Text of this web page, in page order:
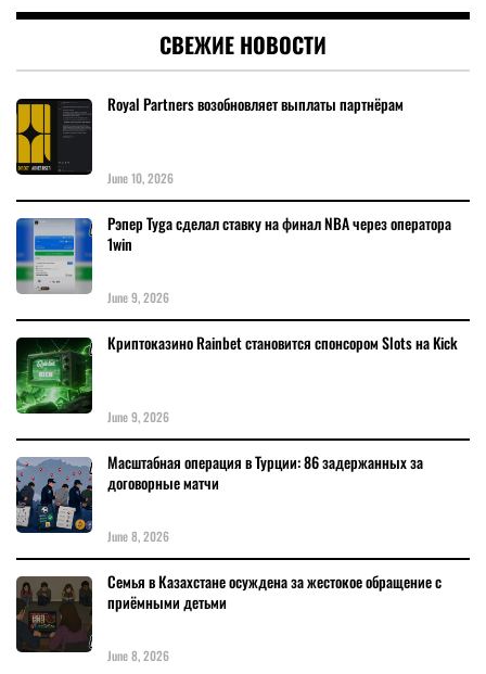
СВЕЖИЕ НОВОСТИ
Royal Partners возобновляет выплаты партнёрам
June 10, 2026
Рэпер Tyga сделал ставку на финал NBA через оператора
1win
June 9, 2026
Криптоказино Rainbet становится спонсором Slots на Kick
June 9, 2026
Масштабная операция в Турции: 86 задержанных за
договорные матчи
June 8, 2026
Семья в Казахстане осуждена за жестокое обращение с
приёмными детьми
June 8, 2026